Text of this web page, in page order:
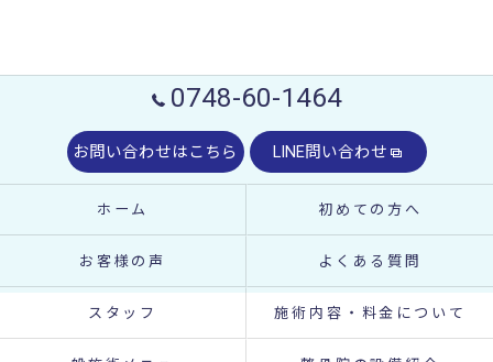
0748-60-1464
お問い合わせはこちら LINE問い合わせ
ホーム 初めての方へ
お客様の声 よくある質問
スタッフ 施術内容・料金について